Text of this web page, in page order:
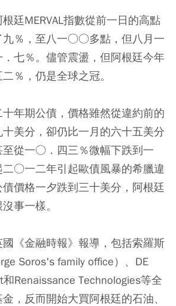
廷MERVAL指數從前一日的高點
％，至八一○○多點，但八月一
七％。儘管震盪，但阿根廷今年
％，仍是全球之冠。
年期公債，價格雖然從違約前的
美分，卻仍比一月的六十五美分
至從一○．四三％微幅下跌到一
○一二年引起歐債風暴的希臘違
價格一夕跌到三十美分，阿根廷
事一樣。
《金融時報》報導，包括索羅斯
Soros's family office）、DE
和Renaissance Technologies等全
，反而開始大買阿根廷的石油、